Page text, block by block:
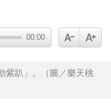
00:00
紫趴」。（圖／樂天桃